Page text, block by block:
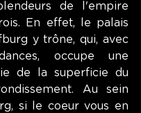
de l'empire
En effet, le palais
y trône, qui, avec
occupe une
de la superficie du
Au sein
si le coeur vous en